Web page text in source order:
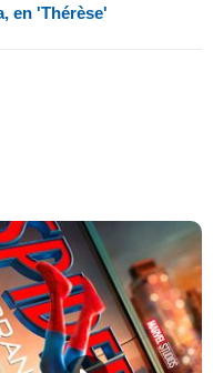
en 'Thérèse'